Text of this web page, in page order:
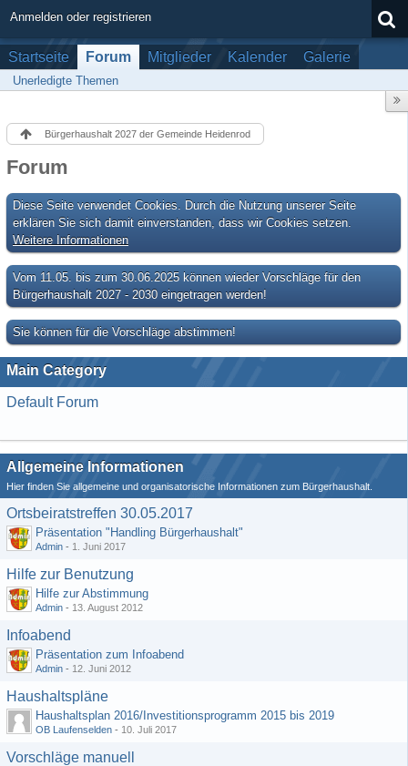
Anmelden oder registrieren
Startseite Forum Mitglieder Kalender Galerie
Unerledigte Themen
Bürgerhaushalt 2027 der Gemeinde Heidenrod
Forum
Diese Seite verwendet Cookies. Durch die Nutzung unserer Seite
erklären Sie sich damit einverstanden, dass wir Cookies setzen.
Weitere Informationen
Vom 11.05. bis zum 30.06.2025 können wieder Vorschläge für den
Bürgerhaushalt 2027 - 2030 eingetragen werden!
Sie können für die Vorschläge abstimmen!
Main Category
Default Forum
Allgemeine Informationen
Hier finden Sie allgemeine und organisatorische Informationen zum Bürgerhaushalt.
Ortsbeiratstreffen 30.05.2017
Präsentation "Handling Bürgerhaushalt"
Admin - 1. Juni 2017
Hilfe zur Benutzung
Hilfe zur Abstimmung
Admin - 13. August 2012
Infoabend
Präsentation zum Infoabend
Admin - 12. Juni 2012
Haushaltspläne
Haushaltsplan 2016/Investitionsprogramm 2015 bis 2019
OB Laufenselden - 10. Juli 2017
Vorschläge manuell